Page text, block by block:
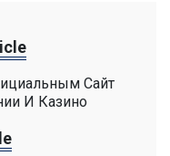
Сайт
И Казино